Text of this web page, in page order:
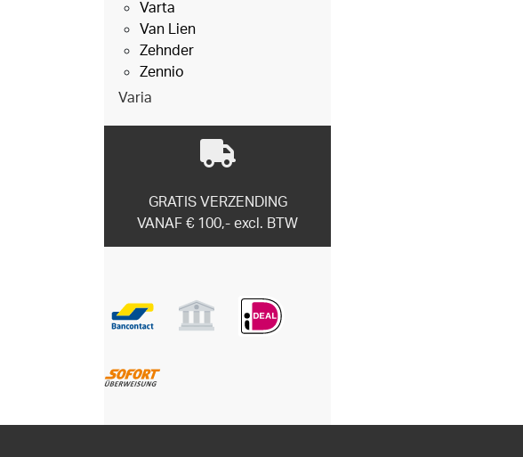
Varta
Van Lien
Zehnder
Zennio
Varia
GRATIS VERZENDING
VANAF € 100,- excl. BTW